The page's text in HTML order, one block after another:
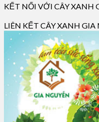
KẾT NỐI VỚI CÂY XANH
LIÊN KẾT CÂY XANH GIA